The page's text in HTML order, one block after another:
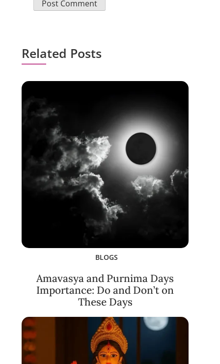
Related Posts
BLOGS
Amavasya and Purnima Days
Importance: Do and Don’t on
These Days